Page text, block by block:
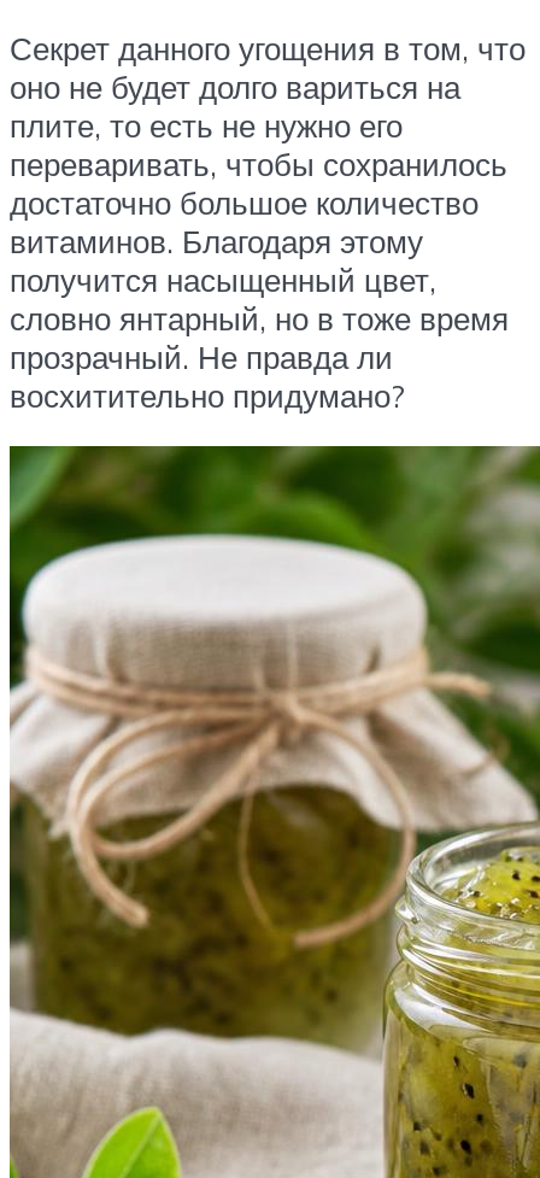
Секрет данного угощения в том, что
оно не будет долго вариться на
плите, то есть не нужно его
переваривать, чтобы сохранилось
достаточно большое количество
витаминов. Благодаря этому
получится насыщенный цвет,
словно янтарный, но в тоже время
прозрачный. Не правда ли
восхитительно придумано?